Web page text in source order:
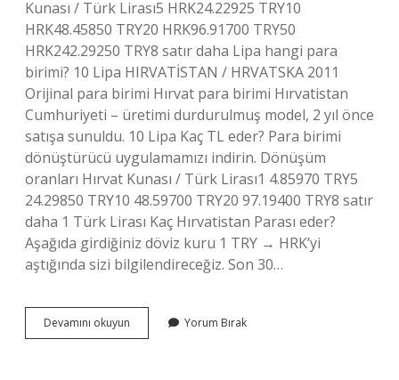
Kunası / Türk Lirası5 HRK24.22925 TRY10
HRK48.45850 TRY20 HRK96.91700 TRY50
HRK242.29250 TRY8 satır daha Lipa hangi para
birimi? 10 Lipa HIRVATİSTAN / HRVATSKA 2011
Orijinal para birimi Hırvat para birimi Hırvatistan
Cumhuriyeti – üretimi durdurulmuş model, 2 yıl önce
satışa sunuldu. 10 Lipa Kaç TL eder? Para birimi
dönüştürücü uygulamamızı indirin. Dönüşüm
oranları Hırvat Kunası / Türk Lirası1 4.85970 TRY5
24.29850 TRY10 48.59700 TRY20 97.19400 TRY8 satır
daha 1 Türk Lirası Kaç Hırvatistan Parası eder?
Aşağıda girdiğiniz döviz kuru 1 TRY → HRK’yi
aştığında sizi bilgilendireceğiz. Son 30…
Devamını okuyun
Lipa
Yorum Bırak